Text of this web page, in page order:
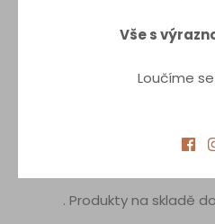
modré s potiskem do
balení
recyklovaných nylonových
. Produkty na skladě
Vše s
Loučíme